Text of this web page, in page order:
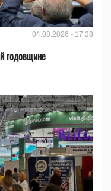
04.08.2026 - 17:38
годовщине